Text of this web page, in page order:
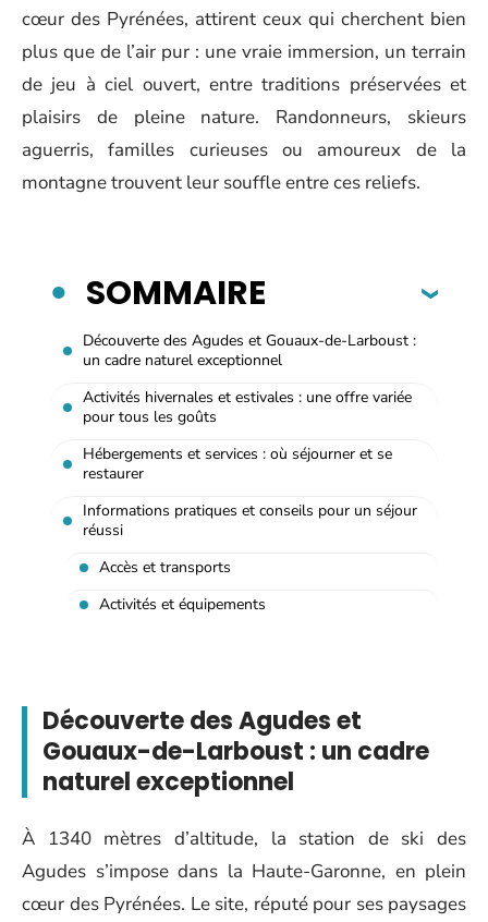
cœur des Pyrénées, attirent ceux qui cherchent bien
plus que de l’air pur : une vraie immersion, un terrain
de jeu à ciel ouvert, entre traditions préservées et
plaisirs de pleine nature. Randonneurs, skieurs
aguerris, familles curieuses ou amoureux de la
montagne trouvent leur souffle entre ces reliefs.
SOMMAIRE
Découverte des Agudes et Gouaux-de-Larboust :
un cadre naturel exceptionnel
Activités hivernales et estivales : une offre variée
pour tous les goûts
Hébergements et services : où séjourner et se
restaurer
Informations pratiques et conseils pour un séjour
réussi
Accès et transports
Activités et équipements
Découverte des Agudes et
Gouaux-de-Larboust : un cadre
naturel exceptionnel
À 1340 mètres d’altitude, la station de ski des
Agudes s’impose dans la Haute-Garonne, en plein
cœur des Pyrénées. Le site, réputé pour ses paysages